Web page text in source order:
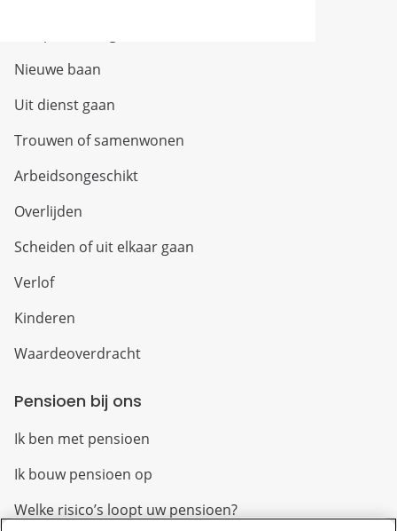
Nieuwe baan
Uit dienst gaan
Trouwen of samenwonen
Arbeidsongeschikt
Overlijden
Scheiden of uit elkaar gaan
Verlof
Kinderen
Waardeoverdracht
Pensioen bij ons
Ik ben met pensioen
Ik bouw pensioen op
Welke risico’s loopt uw pensioen?